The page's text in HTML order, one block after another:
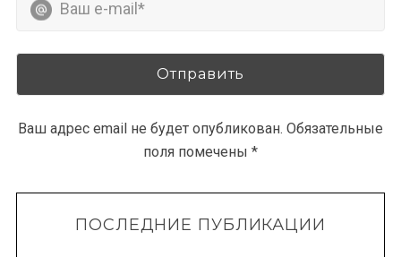
Ваш адрес email не будет опубликован. Обязательные
поля помечены *
ПОСЛЕДНИЕ ПУБЛИКАЦИИ